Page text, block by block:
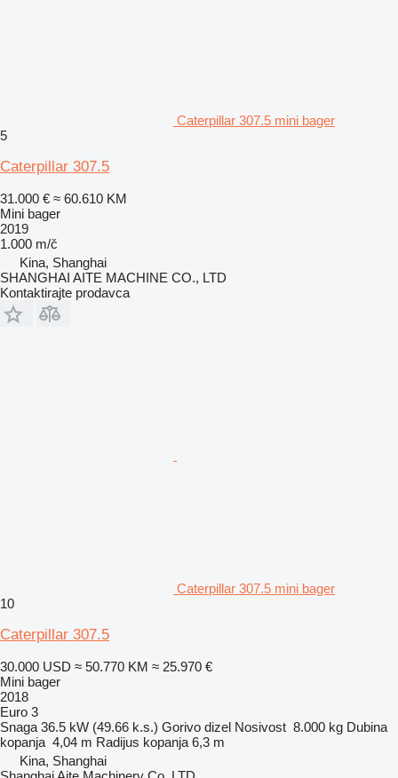
Caterpillar 307.5 mini bager
5
Caterpillar 307.5
31.000 € ≈ 60.610 KM
Mini bager
2019
1.000 m/č
Kina, Shanghai
SHANGHAI AITE MACHINE CO., LTD
Kontaktirajte prodavca
Caterpillar 307.5 mini bager
10
Caterpillar 307.5
30.000 USD ≈ 50.770 KM ≈ 25.970 €
Mini bager
2018
Euro 3
Snaga 36.5 kW (49.66 k.s.) Gorivo dizel Nosivost 8.000 kg Dubina
kopanja 4,04 m Radijus kopanja 6,3 m
Kina, Shanghai